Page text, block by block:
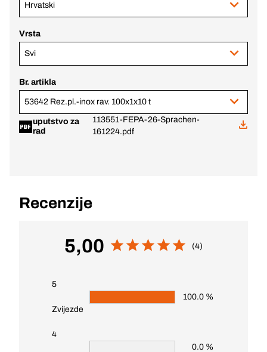
Hrvatski
Vrsta
Svi
Br. artikla
53642 Rez.pl.-inox rav. 100x1x10 t
uputstvo za
rad
113551-FEPA-26-Sprachen-
161224.pdf
Recenzije
5,00 (4)
5
Zvijezde
100.0 %
4
0.0 %